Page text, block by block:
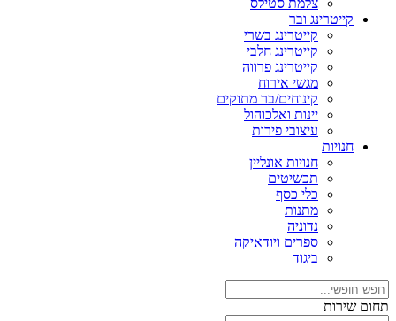
צלמת סטילס
קייטרינג ובר
קייטרינג בשרי
קייטרינג חלבי
קייטרינג פרווה
מגשי אירוח
קינוחים/בר מתוקים
יינות ואלכוהול
עיצובי פירות
חנויות
חנויות אונליין
תכשיטים
כלי כסף
מתנות
נדוניה
ספרים ויודאיקה
ביגוד
תחום שירות